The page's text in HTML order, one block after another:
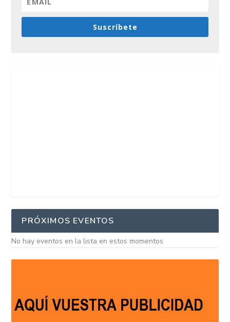
Suscríbete
PRÓXIMOS EVENTOS
No hay eventos en la lista en estos momentos